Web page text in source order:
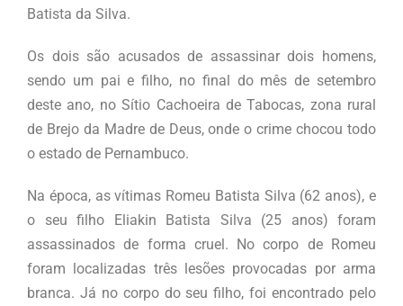
Batista da Silva.
Os dois são acusados de assassinar dois homens,
sendo um pai e filho, no final do mês de setembro
deste ano, no Sítio Cachoeira de Tabocas, zona rural
de Brejo da Madre de Deus, onde o crime chocou todo
o estado de Pernambuco.
Na época, as vítimas Romeu Batista Silva (62 anos), e
o seu filho Eliakin Batista Silva (25 anos) foram
assassinados de forma cruel. No corpo de Romeu
foram localizadas três lesões provocadas por arma
branca. Já no corpo do seu filho, foi encontrado pelo